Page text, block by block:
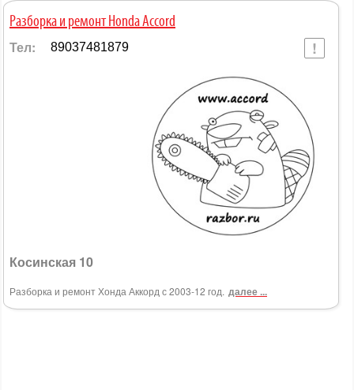
Разборка и ремонт Honda Accord
Тел: 89037481879
Косинская 10
Разборка и ремонт Хонда Аккорд с 2003-12 год. далее ...